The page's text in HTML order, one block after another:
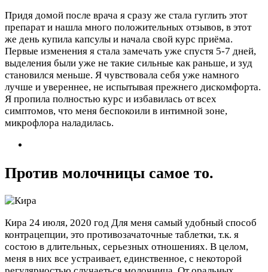
Придя домой после врача я сразу же стала гуглить этот
препарат и нашла много положительных отзывов, в этот
же день купила капсулы и начала свой курс приёма.
Первые изменения я стала замечать уже спустя 5-7 дней,
выделения были уже не такие сильные как раньше, и зуд
становился меньше. Я чувствовала себя уже намного
лучше и увереннее, не испытывая прежнего дискомфорта.
Я пропила полностью курс и избавилась от всех
симптомов, что меня беспокоили в интимной зоне,
микрофлора наладилась.
Против молочницы самое то.
Кира 24 июля, 2020 год Для меня самый удобный способ
контрацепции, это противозачаточные таблетки, т.к. я
состою в длительных, серьезных отношениях. В целом,
меня в них все устраивает, единственное, с некоторой